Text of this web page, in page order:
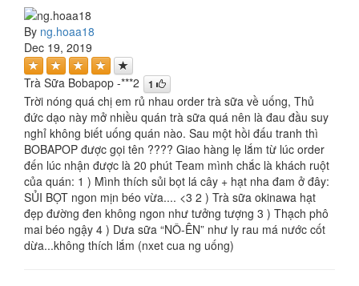
By ng.hoaa18
Dec 19, 2019
Trà Sữa Bobapop -***2 1
Trời nóng quá chị em rủ nhau order trà sữa về uống, Thủ
đức dạo này mở nhiều quán trà sữa quá nên là đau đầu suy
nghỉ không biết uống quán nào. Sau một hồi đấu tranh thì
BOBAPOP được gọi tên ???? Giao hàng lẹ lắm từ lúc order
đến lúc nhận được là 20 phút Team mình chắc là khách ruột
của quán: 1 ) Mình thích sủi bọt lá cây + hạt nha đam ở đây:
SỦI BỌT ngon mịn béo vừa.... <3 2 ) Trà sữa okinawa hạt
đẹp đường đen không ngon như tưởng tượng 3 ) Thạch phô
mai béo ngậy 4 ) Dưa sữa “NÔ-ÊN” như ly rau má nước cốt
dừa...không thích lắm (nxet cua ng uống)